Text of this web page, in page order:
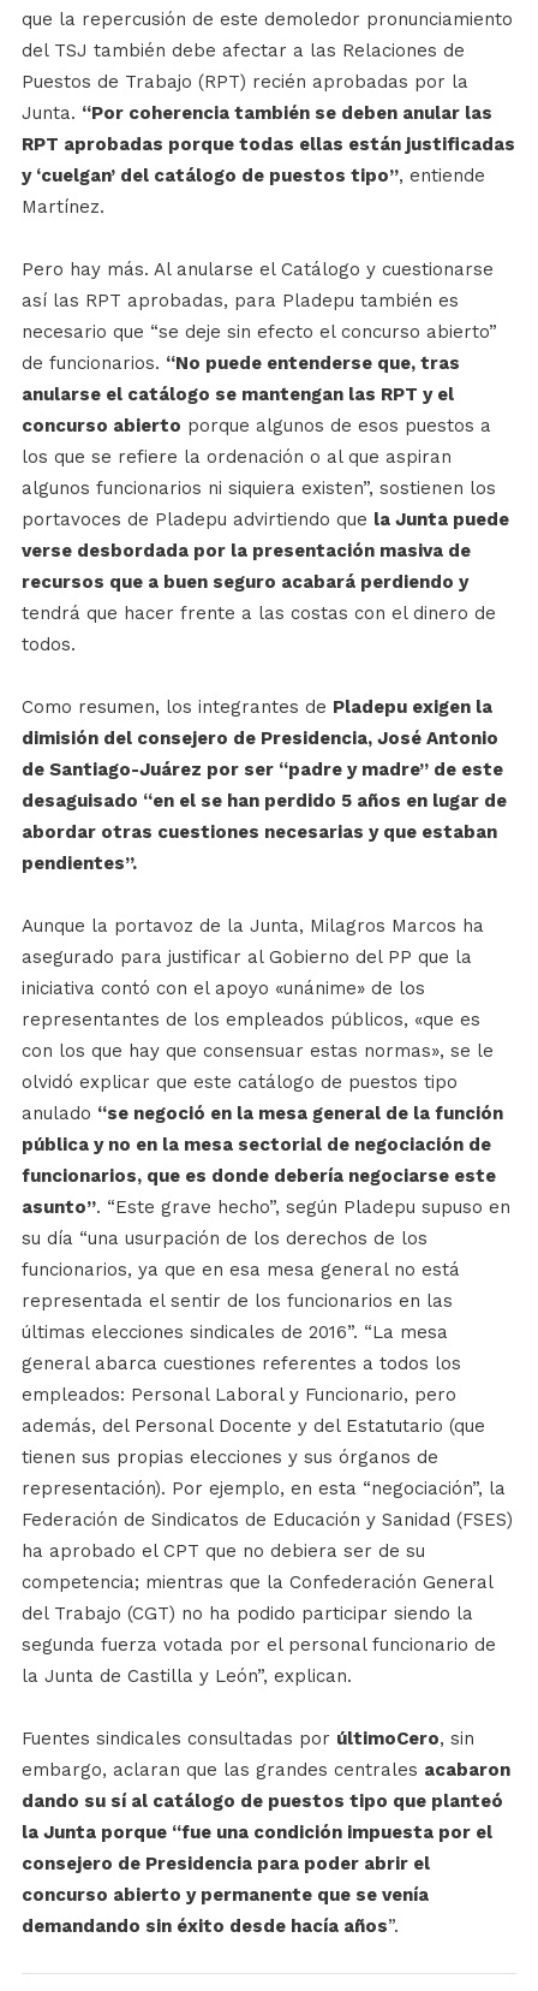
que la repercusión de este demoledor pronunciamiento
del TSJ también debe afectar a las Relaciones de
Puestos de Trabajo (RPT) recién aprobadas por la
Junta. “Por coherencia también se deben anular las
RPT aprobadas porque todas ellas están justificadas
y ‘cuelgan’ del catálogo de puestos tipo”, entiende
Martínez.
Pero hay más. Al anularse el Catálogo y cuestionarse
así las RPT aprobadas, para Pladepu también es
necesario que “se deje sin efecto el concurso abierto”
de funcionarios. “No puede entenderse que, tras
anularse el catálogo se mantengan las RPT y el
concurso abierto porque algunos de esos puestos a
los que se refiere la ordenación o al que aspiran
algunos funcionarios ni siquiera existen”, sostienen los
portavoces de Pladepu advirtiendo que la Junta puede
verse desbordada por la presentación masiva de
recursos que a buen seguro acabará perdiendo y
tendrá que hacer frente a las costas con el dinero de
todos.
Como resumen, los integrantes de Pladepu exigen la
dimisión del consejero de Presidencia, José Antonio
de Santiago-Juárez por ser “padre y madre” de este
desaguisado “en el se han perdido 5 años en lugar de
abordar otras cuestiones necesarias y que estaban
pendientes”.
Aunque la portavoz de la Junta, Milagros Marcos ha
asegurado para justificar al Gobierno del PP que la
iniciativa contó con el apoyo «unánime» de los
representantes de los empleados públicos, «que es
con los que hay que consensuar estas normas», se le
olvidó explicar que este catálogo de puestos tipo
anulado “se negoció en la mesa general de la función
pública y no en la mesa sectorial de negociación de
funcionarios, que es donde debería negociarse este
asunto”. “Este grave hecho”, según Pladepu supuso en
su día “una usurpación de los derechos de los
funcionarios, ya que en esa mesa general no está
representada el sentir de los funcionarios en las
últimas elecciones sindicales de 2016”. “La mesa
general abarca cuestiones referentes a todos los
empleados: Personal Laboral y Funcionario, pero
además, del Personal Docente y del Estatutario (que
tienen sus propias elecciones y sus órganos de
representación). Por ejemplo, en esta “negociación”, la
Federación de Sindicatos de Educación y Sanidad (FSES)
ha aprobado el CPT que no debiera ser de su
competencia; mientras que la Confederación General
del Trabajo (CGT) no ha podido participar siendo la
segunda fuerza votada por el personal funcionario de
la Junta de Castilla y León”, explican.
Fuentes sindicales consultadas por últimoCero, sin
embargo, aclaran que las grandes centrales acabaron
dando su sí al catálogo de puestos tipo que planteó
la Junta porque “fue una condición impuesta por el
consejero de Presidencia para poder abrir el
concurso abierto y permanente que se venía
demandando sin éxito desde hacía años”.